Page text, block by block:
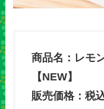
商品名：レモ
【NEW】
販売価格：税